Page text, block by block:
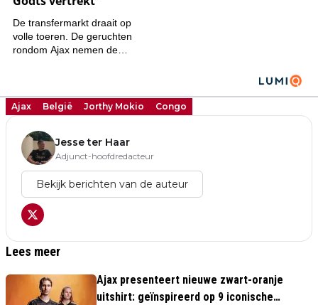
Ajax België Jorthy Mokio Congo
Jesse ter Haar
Adjunct-hoofdredacteur
Bekijk berichten van de auteur
Lees meer
Ajax presenteert nieuwe zwart-oranje
uitshirt: geïnspireerd op 9 iconische